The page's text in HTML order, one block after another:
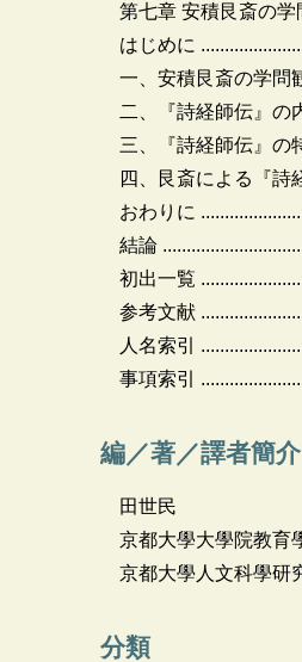
第七章 安積艮斎の学
はじめに
一、安積艮斎の学問
二、『詩経師伝』の
三、『詩経師伝』の
四、艮斎による『詩
おわりに
結論
初出一覧
参考文献
人名索引
事項索引
編／著／譯者簡介
田世民
京都大學大學院教育
京都大學人文科學研
分類